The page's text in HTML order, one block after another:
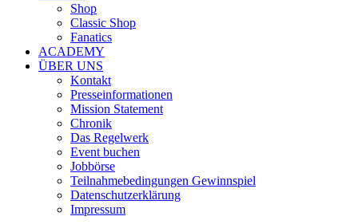
Shop
Classic Shop
Fanatics
ACADEMY
ÜBER UNS
Kontakt
Presseinformationen
Mission Statement
Chronik
Das Regelwerk
Event buchen
Jobbörse
Teilnahmebedingungen Gewinnspiel
Datenschutzerklärung
Impressum